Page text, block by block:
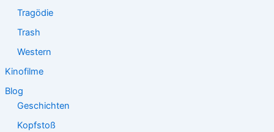
Tragödie
Trash
Western
Kinofilme
Blog
Geschichten
Kopfstoß